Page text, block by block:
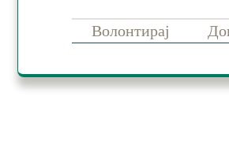
Волонтирај